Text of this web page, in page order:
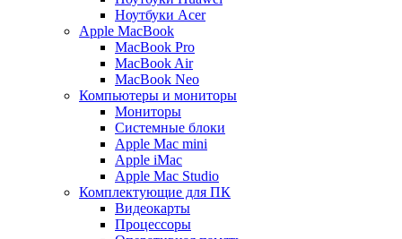
Ноутбуки Acer
Apple MacBook
MacBook Pro
MacBook Air
MacBook Neo
Компьютеры и мониторы
Мониторы
Системные блоки
Apple Mac mini
Apple iMac
Apple Mac Studio
Комплектующие для ПК
Видеокарты
Процессоры